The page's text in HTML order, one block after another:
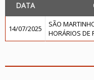
DATA
14/07/2025
SÃO
HORÁRIOS DE